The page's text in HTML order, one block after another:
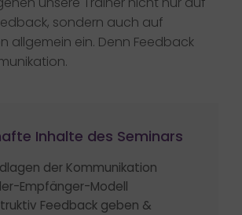
sondern auch auf
allgemein ein. Denn Feedback
Inhalte des Seminars
der Kommunikation
Empfänger-Modell
Feedback geben &